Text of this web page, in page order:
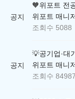
공지
위포트 매니
조회수 5088
공지
위포트 매니
조회수 84987